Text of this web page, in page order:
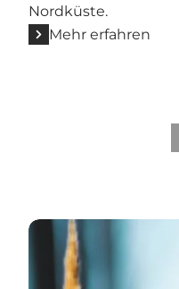
Nordküste.
Mehr erfahren
Mehr erfahren